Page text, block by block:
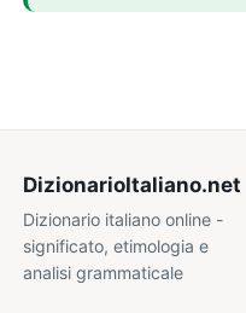
DizionarioItaliano.net
Dizionario italiano online -
significato, etimologia e
analisi grammaticale